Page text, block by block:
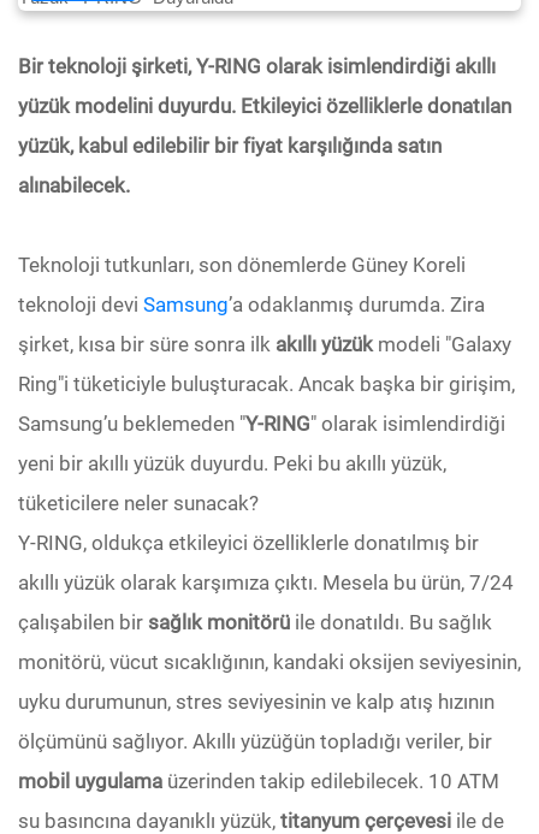
Bir teknoloji şirketi, Y-RING olarak isimlendirdiği akıllı
yüzük modelini duyurdu. Etkileyici özelliklerle donatılan
yüzük, kabul edilebilir bir fiyat karşılığında satın
alınabilecek.
Teknoloji tutkunları, son dönemlerde Güney Koreli
teknoloji devi Samsung’a odaklanmış durumda. Zira
şirket, kısa bir süre sonra ilk akıllı yüzük modeli "Galaxy
Ring"i tüketiciyle buluşturacak. Ancak başka bir girişim,
Samsung’u beklemeden "Y-RING" olarak isimlendirdiği
yeni bir akıllı yüzük duyurdu. Peki bu akıllı yüzük,
tüketicilere neler sunacak?
Y-RING, oldukça etkileyici özelliklerle donatılmış bir
akıllı yüzük olarak karşımıza çıktı. Mesela bu ürün, 7/24
çalışabilen bir sağlık monitörü ile donatıldı. Bu sağlık
monitörü, vücut sıcaklığının, kandaki oksijen seviyesinin,
uyku durumunun, stres seviyesinin ve kalp atış hızının
ölçümünü sağlıyor. Akıllı yüzüğün topladığı veriler, bir
mobil uygulama üzerinden takip edilebilecek. 10 ATM
su basıncına dayanıklı yüzük, titanyum çerçevesi ile de